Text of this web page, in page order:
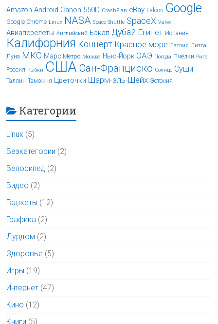
Amazon Android Canon 550D CrashPlan eBay Falcon Google
Google Chrome Linux NASA Space Shuttle SpaceX Valve
Авиаперелёты Английский Бэкап Дубай Египет Испания
Калифорния Концерт Красное море Латвия Литва
Луна МКС Марс Метро Москва Нью-Йорк ОАЭ Погода Пчёлки Рига
Россия Рыбки США Сан-Франциско Солнце Суши
Таллин Таможня Цветочки Шарм-эль-Шейх Эстония
Категории
Linux (5)
Безкатегории (2)
Велосипед (2)
Видео (2)
Гаджеты (12)
Графика (2)
Дурдом (2)
Здоровье (5)
Игры (19)
Интернет (47)
Кино (12)
Книги (5)